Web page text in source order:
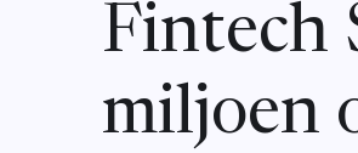
Fintech
miljoen